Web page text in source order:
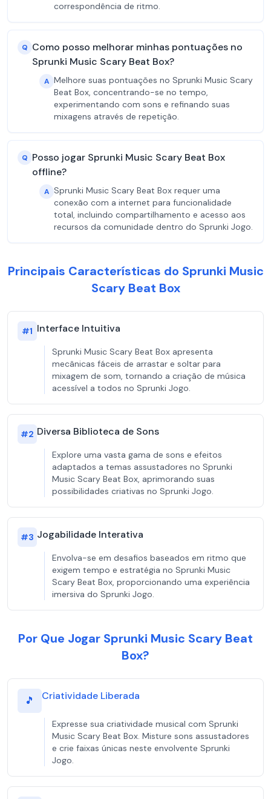
correspondência de ritmo.
Q Como posso melhorar minhas pontuações no
Sprunki Music Scary Beat Box?
A Melhore suas pontuações no Sprunki Music Scary
Beat Box, concentrando-se no tempo,
experimentando com sons e refinando suas
mixagens através de repetição.
Q Posso jogar Sprunki Music Scary Beat Box
offline?
A Sprunki Music Scary Beat Box requer uma
conexão com a internet para funcionalidade
total, incluindo compartilhamento e acesso aos
recursos da comunidade dentro do Sprunki Jogo.
Principais Características do Sprunki Music
Scary Beat Box
#1 Interface Intuitiva
Sprunki Music Scary Beat Box apresenta
mecânicas fáceis de arrastar e soltar para
mixagem de som, tornando a criação de música
acessível a todos no Sprunki Jogo.
#2 Diversa Biblioteca de Sons
Explore uma vasta gama de sons e efeitos
adaptados a temas assustadores no Sprunki
Music Scary Beat Box, aprimorando suas
possibilidades criativas no Sprunki Jogo.
#3 Jogabilidade Interativa
Envolva-se em desafios baseados em ritmo que
exigem tempo e estratégia no Sprunki Music
Scary Beat Box, proporcionando uma experiência
imersiva do Sprunki Jogo.
Por Que Jogar Sprunki Music Scary Beat
Box?
🎵 Criatividade Liberada
Expresse sua criatividade musical com Sprunki
Music Scary Beat Box. Misture sons assustadores
e crie faixas únicas neste envolvente Sprunki
Jogo.